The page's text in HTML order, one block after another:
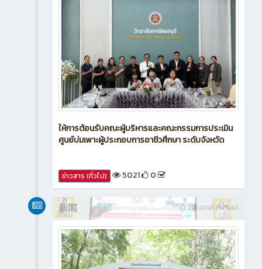
ให้การต้อนรับคณะผู้บริหารและคณะกรรมการประเมิน
ศูนย์บ่มเพาะผู้ประกอบการอาชีวศึกษา ระดับจังหวัด
ข่าวสาร (ทั่วไป) 5021 0
2 สัปดาห์ ที่ผ่านมา
新闻